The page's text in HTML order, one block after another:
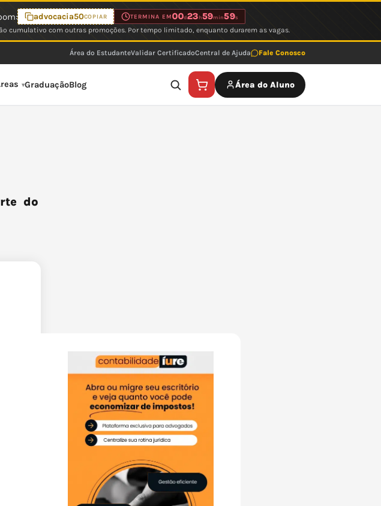
advocacia50COPIAR TERMINA EM00d23 h59min59s
cumulativo com outras promoções. Por tempo limitado, enquanto durarem as vagas.
Área do EstudanteValidar CertificadoCentral de Ajuda Fale Conosco
GraduaçãoBlog Área do Aluno
do